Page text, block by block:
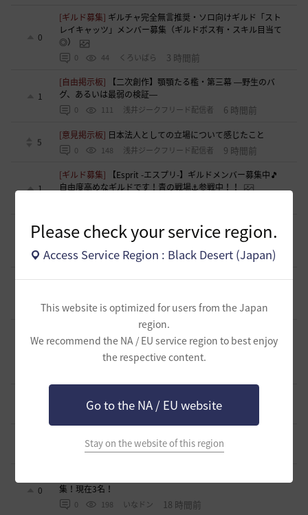
Please check your service region.
Access Service Region : Black Desert (Japan)
This website is optimized for users from the Japan
region.
We recommend the NA / EU service region to best enjoy
the respective content.
Go to the NA / EU website
Stay on the website of this region
0
[ギルド募集] ギルチャ完全無言推奨・ソロ向けギルド「スト
レイキャッツ」メンバー募集（ギルドボス有・スキル目当て
◎）
0 44 くろいばら 3 時間前
1
[自由掲示板]
【二次創作】顎顎たる檻・第三幕 ―野生のバ
グ、あるいは最弱の検証―
0 111 浅井ジークフリード配信者 6 時間前
5
[意見掲示板] 日本法人としての立場について感じたこと
0 148 浅井ジークフリード配信者 9 時間前
1
[ギルド募集]
【Esprit -エスプリ-】ギルドメンバー募集中🎵
自由度高めなギルドです！青の戦場⚓参戦中！！
0
[ギルド募集]生活寄りの小規模ギルド【月光浴場】は、現在
メンバー募集中！
0 210 柳と篝火 14 時間前
[ギルド募集]ほのぼの生活ギルド「天狐もふもふ」メンバー
0 189 まっしろくろすけ 14 時間前
【はむちゃっぷ】完全無言・挨拶不要のソロ専
用ギルド🐾 給料マックス・ジュース飲み放題・バフ完備の
「大人の快適な空き地」
182 浅井ジークフリード配信者
制裁措置における透明性の確保について
173 浅井ジークフリード配信者 16 時間前
0
集！現在3名！
0 198 いなドン 18 時間前